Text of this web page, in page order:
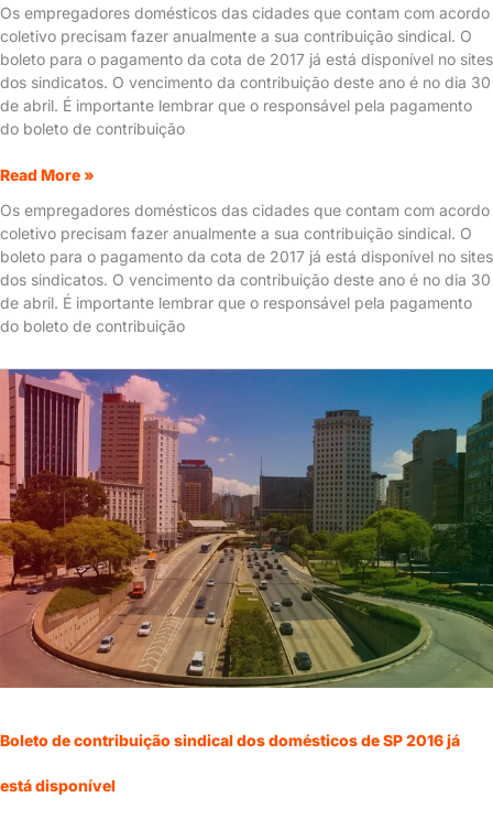
Os empregadores domésticos das cidades que contam com acordo
coletivo precisam fazer anualmente a sua contribuição sindical. O
boleto para o pagamento da cota de 2017 já está disponível no sites
dos sindicatos. O vencimento da contribuição deste ano é no dia 30
de abril. É importante lembrar que o responsável pela pagamento
do boleto de contribuição
Read More »
Os empregadores domésticos das cidades que contam com acordo
coletivo precisam fazer anualmente a sua contribuição sindical. O
boleto para o pagamento da cota de 2017 já está disponível no sites
dos sindicatos. O vencimento da contribuição deste ano é no dia 30
de abril. É importante lembrar que o responsável pela pagamento
do boleto de contribuição
Boleto de contribuição sindical dos domésticos de SP 2016 já
está disponível
Boleto
de
contribuição
sindical
dos
domésticos
de
SP
2016
já
está
disponível